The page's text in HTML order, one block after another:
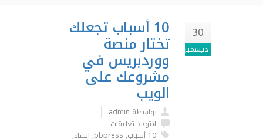
30
ديسمبر
10 أسباب تجعلك
تختار منصة
ووردبريس في
مشروعك على
الويب
بواسطة admin
لاتوجد تعليقات
10 أسباب
,
bbpress
,إنشاء,